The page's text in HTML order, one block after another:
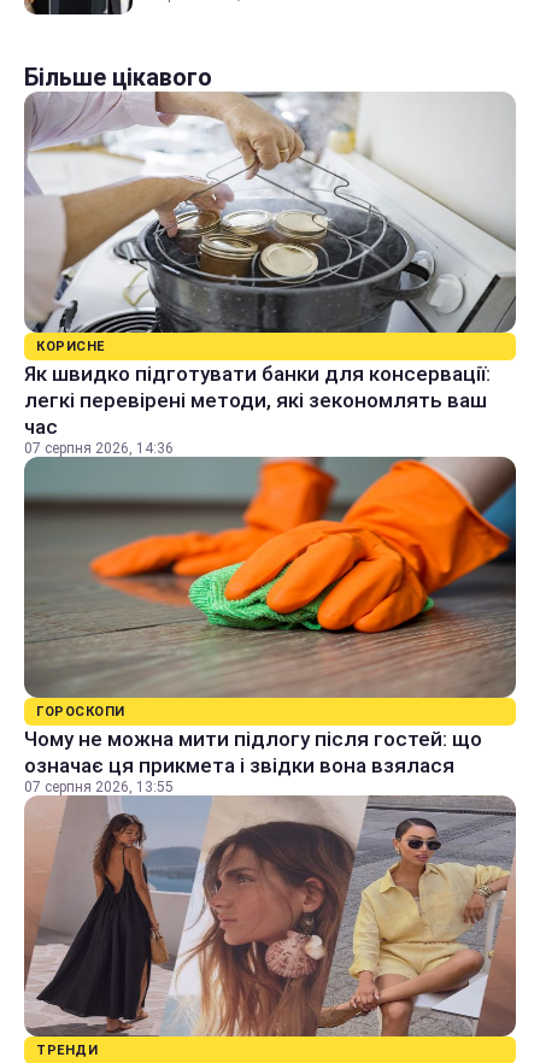
Більше цікавого
КОРИСНЕ
Як швидко підготувати банки для консервації:
легкі перевірені методи, які зекономлять ваш
час
07 серпня 2026, 14:36
ГОРОСКОПИ
Чому не можна мити підлогу після гостей: що
означає ця прикмета і звідки вона взялася
07 серпня 2026, 13:55
ТРЕНДИ